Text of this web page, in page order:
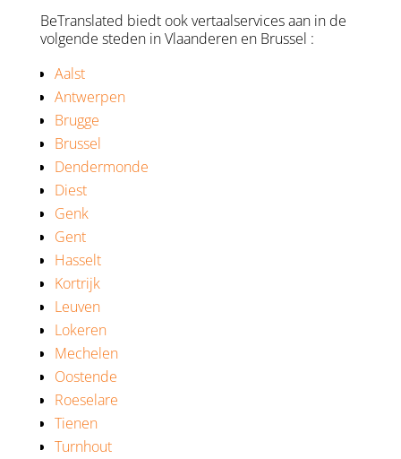
BeTranslated biedt ook vertaalservices aan in de
volgende steden in Vlaanderen en Brussel :
Aalst
Antwerpen
Brugge
Brussel
Dendermonde
Diest
Genk
Gent
Hasselt
Kortrijk
Leuven
Lokeren
Mechelen
Oostende
Roeselare
Tienen
Turnhout